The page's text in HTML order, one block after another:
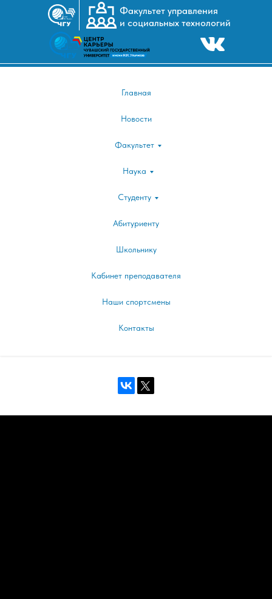
Факультет управления
и социальных технологий
Главная
Новости
Факультет
Наука
Студенту
Абитуриенту
Школьнику
Кабинет преподавателя
Наши спортсмены
Контакты